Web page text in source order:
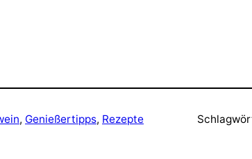
, Genießertipps, Rezepte